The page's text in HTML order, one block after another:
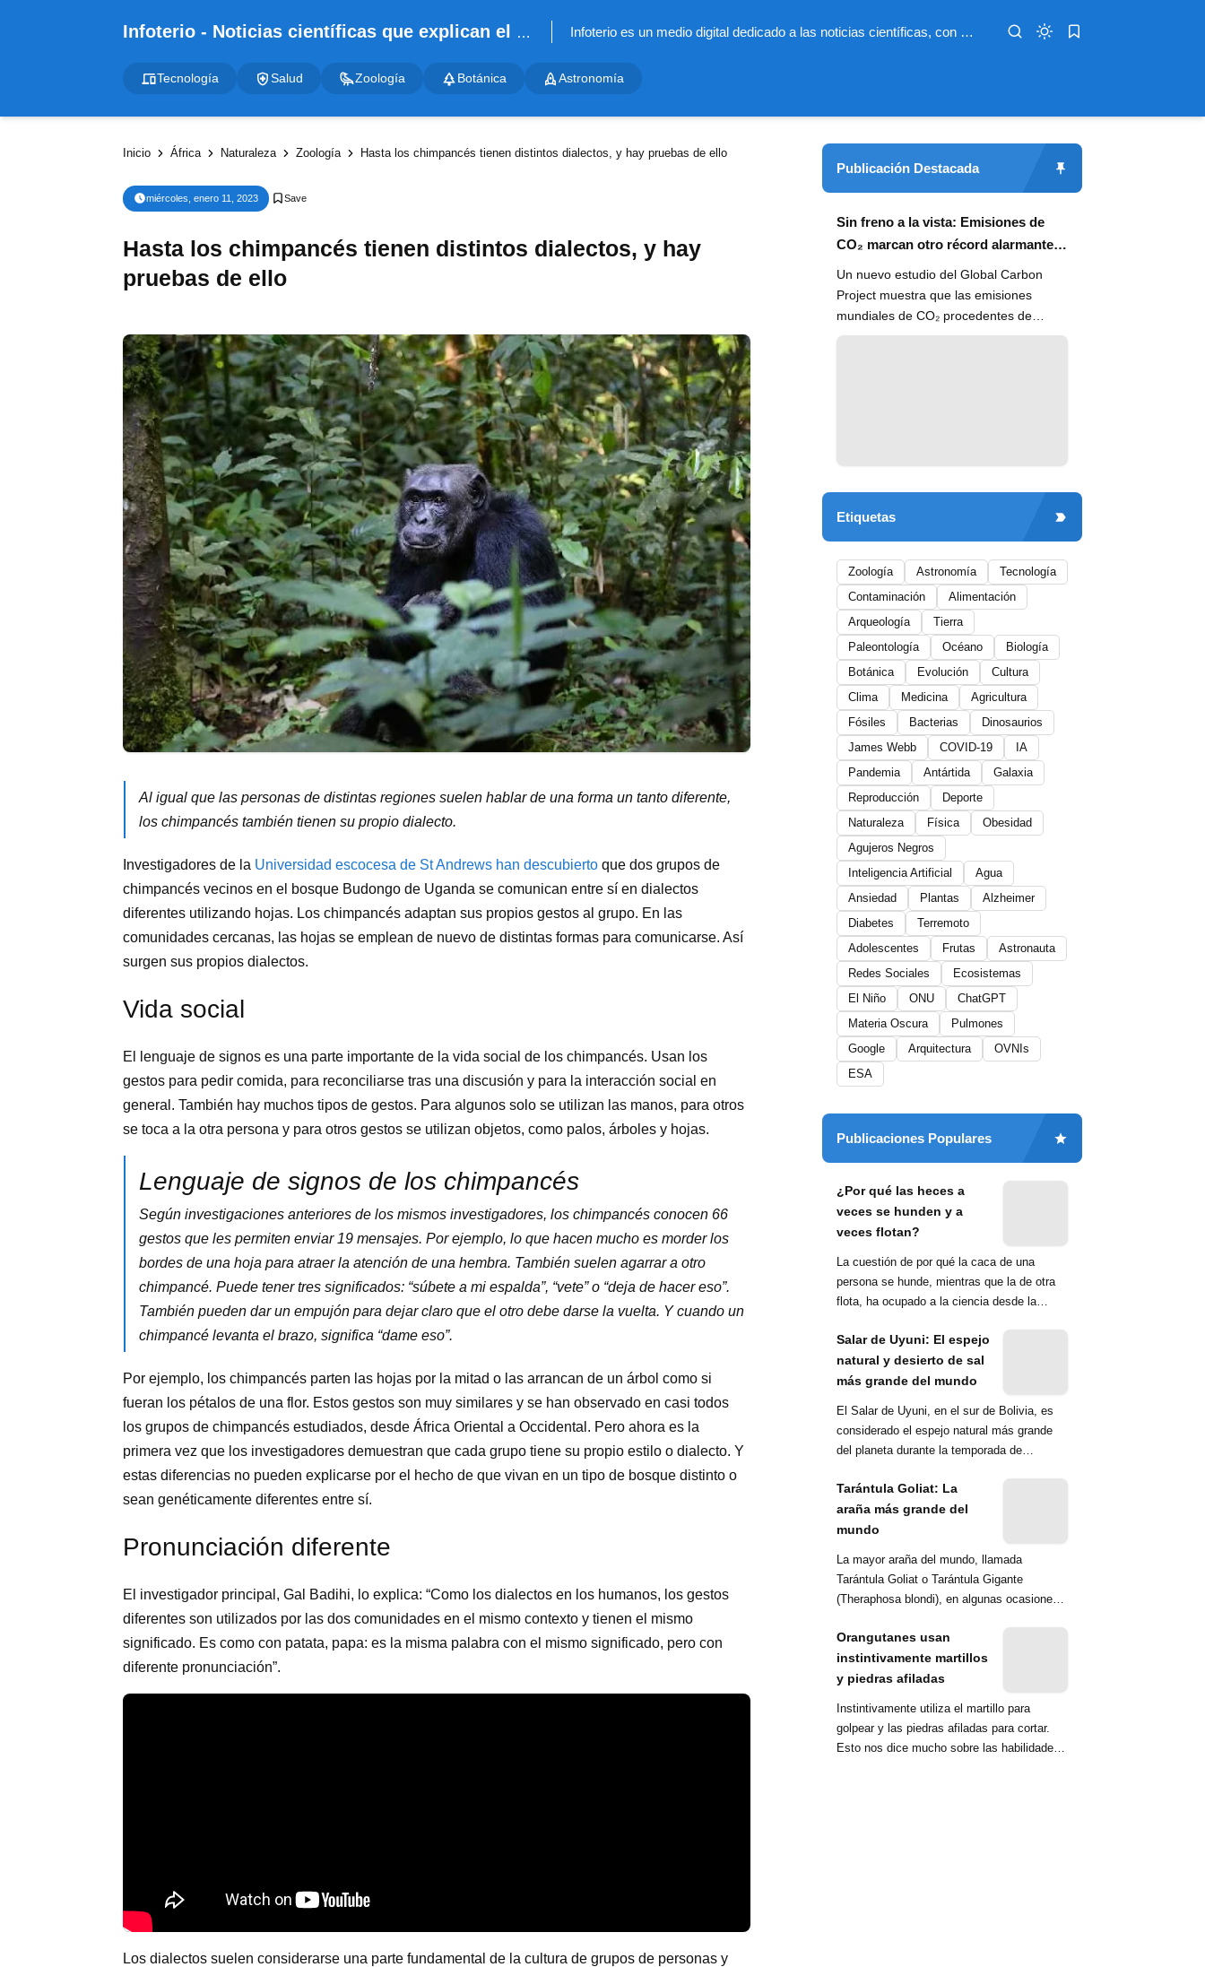
Infoterio - Noticias científicas que explican el mundo Infoterio es un medio digital dedicado a las noticias científicas, con artículos extensos y bien documentados sobre salud, medioambiente, tecnología, espacio, psicología, evolución y más. Nuestro objetivo es hacer accesible el conocimiento científico a lectores de habla hispana en todo el mundo, con información actualizada, fuentes confiables y explicaciones claras que conectan la ciencia con la vida cotidiana.
Tecnología Salud Zoología Botánica Astronomía
Inicio África Naturaleza Zoología Hasta los chimpancés tienen distintos dialectos, y hay pruebas de ello
miércoles, enero 11, 2023
Hasta los chimpancés tienen distintos dialectos, y hay
pruebas de ello
Al igual que las personas de distintas regiones suelen hablar de una forma un tanto diferente,
los chimpancés también tienen su propio dialecto.
Investigadores de la Universidad escocesa de St Andrews han descubierto que dos grupos de
chimpancés vecinos en el bosque Budongo de Uganda se comunican entre sí en dialectos
diferentes utilizando hojas. Los chimpancés adaptan sus propios gestos al grupo. En las
comunidades cercanas, las hojas se emplean de nuevo de distintas formas para comunicarse. Así
surgen sus propios dialectos.
Vida social
El lenguaje de signos es una parte importante de la vida social de los chimpancés. Usan los
gestos para pedir comida, para reconciliarse tras una discusión y para la interacción social en
general. También hay muchos tipos de gestos. Para algunos solo se utilizan las manos, para otros
se toca a la otra persona y para otros gestos se utilizan objetos, como palos, árboles y hojas.
Lenguaje de signos de los chimpancés
Según investigaciones anteriores de los mismos investigadores, los chimpancés conocen 66
gestos que les permiten enviar 19 mensajes. Por ejemplo, lo que hacen mucho es morder los
bordes de una hoja para atraer la atención de una hembra. También suelen agarrar a otro
chimpancé. Puede tener tres significados: “súbete a mi espalda”, “vete” o “deja de hacer eso”.
También pueden dar un empujón para dejar claro que el otro debe darse la vuelta. Y cuando un
chimpancé levanta el brazo, significa “dame eso”.
Por ejemplo, los chimpancés parten las hojas por la mitad o las arrancan de un árbol como si
fueran los pétalos de una flor. Estos gestos son muy similares y se han observado en casi todos
los grupos de chimpancés estudiados, desde África Oriental a Occidental. Pero ahora es la
primera vez que los investigadores demuestran que cada grupo tiene su propio estilo o dialecto. Y
estas diferencias no pueden explicarse por el hecho de que vivan en un tipo de bosque distinto o
sean genéticamente diferentes entre sí.
Pronunciación diferente
El investigador principal, Gal Badihi, lo explica: “Como los dialectos en los humanos, los gestos
diferentes son utilizados por las dos comunidades en el mismo contexto y tienen el mismo
significado. Es como con patata, papa: es la misma palabra con el mismo significado, pero con
diferente pronunciación”.
Los dialectos suelen considerarse una parte fundamental de la cultura de grupos de personas y
Publicación Destacada
Sin freno a la vista: Emisiones de
CO₂ marcan otro récord alarmante
en 2024
Un nuevo estudio del Global Carbon
Project muestra que las emisiones
mundiales de CO₂ procedentes de
combustibles fósiles han alcanzado un
Etiquetas
Zoología Astronomía
Tecnología
Contaminación
Alimentación
Arqueología
Tierra
Paleontología
Océano
Biología
Botánica
Evolución
Cultura
Clima
Medicina
Agricultura
Fósiles
Bacterias
Dinosaurios
James Webb
COVID-19
IA
Pandemia
Antártida
Galaxia
Reproducción
Deporte
Naturaleza
Física
Obesidad
Agujeros Negros
Inteligencia Artificial
Agua
Ansiedad
Plantas
Alzheimer
Diabetes
Terremoto
Adolescentes
Frutas
Astronauta
Redes Sociales
Ecosistemas
El Niño
ONU
ChatGPT
Materia Oscura
Pulmones
Google
Arquitectura
OVNIs
ESA
Publicaciones Populares
¿Por qué las heces a
veces se hunden y a
veces flotan?
La cuestión de por qué la caca de una
persona se hunde, mientras que la de otra
flota, ha ocupado a la ciencia desde la
Salar de Uyuni: El espejo
natural y desierto de sal
más grande del mundo
El Salar de Uyuni, en el sur de Bolivia, es
considerado el espejo natural más grande
del planeta durante la temporada de
Tarántula Goliat: La
araña más grande del
mundo
La mayor araña del mundo, llamada
Tarántula Goliat o Tarántula Gigante
(Theraphosa blondi), en algunas ocasiones
Orangutanes usan
instintivamente martillos
y piedras afiladas
Instintivamente utiliza el martillo para
golpear y las piedras afiladas para cortar.
Esto nos dice mucho sobre las habilidades